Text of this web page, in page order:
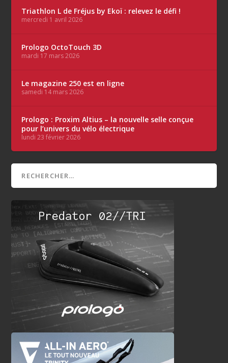
Triathlon L de Fréjus by Ekoï : relevez le défi !
mercredi 1 avril 2026
Prologo OctoTouch 3D
mardi 17 mars 2026
Le magazine 250 est en ligne
samedi 14 mars 2026
Prologo : Proxim Altius – la nouvelle selle conçue
pour l’univers du vélo électrique
lundi 23 février 2026